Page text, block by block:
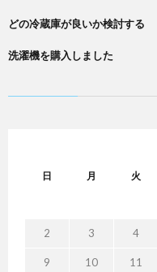
どの冷蔵庫が良いか検討する
洗濯機を購入しました
日 月 火
2 3 4
9 10 11